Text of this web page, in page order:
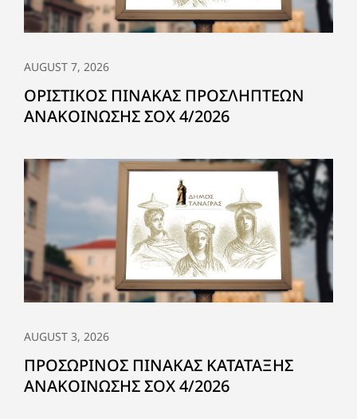
AUGUST 7, 2026
ΟΡΙΣΤΙΚΟΣ ΠΙΝΑΚΑΣ ΠΡΟΣΛΗΠΤΕΩΝ
ΑΝΑΚΟΙΝΩΣΗΣ ΣΟΧ 4/2026
AUGUST 3, 2026
ΠΡΟΣΩΡΙΝΟΣ ΠΙΝΑΚΑΣ ΚΑΤΑΤΑΞΗΣ
ΑΝΑΚΟΙΝΩΣΗΣ ΣΟΧ 4/2026